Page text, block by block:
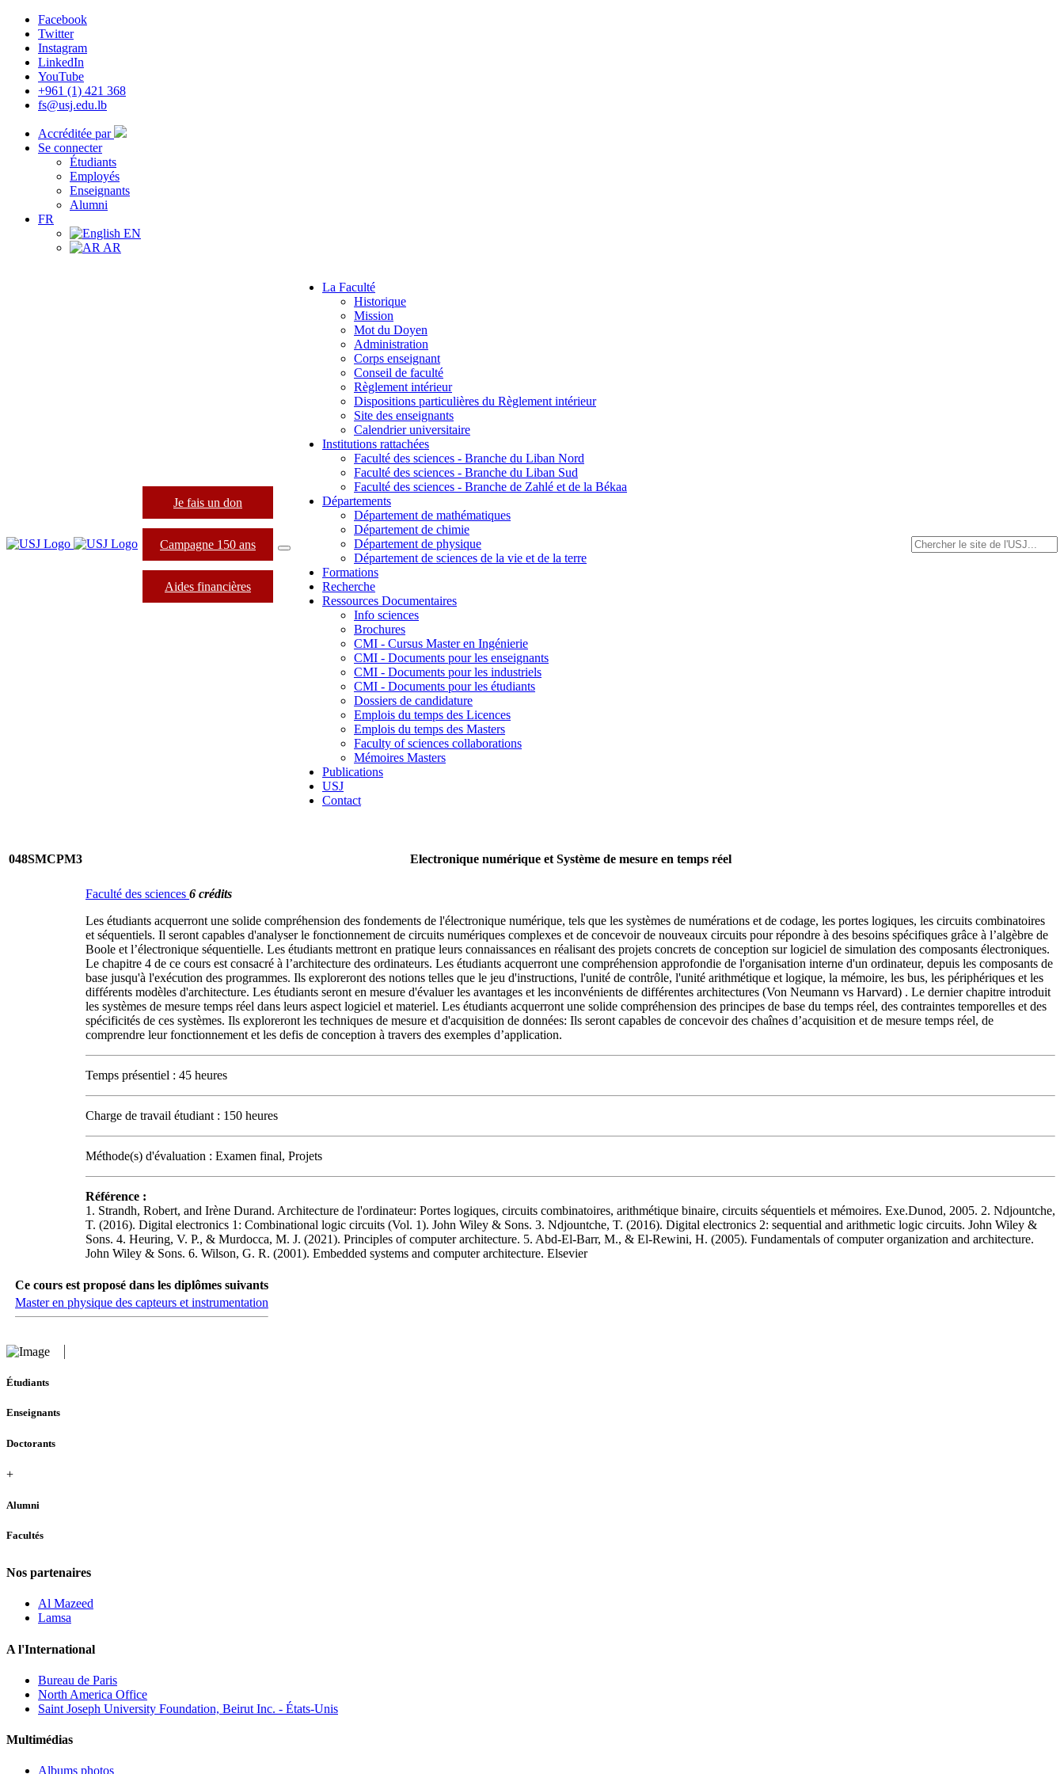
Facebook
Twitter
Instagram
LinkedIn
YouTube
+961 (1) 421 368
fs@usj.edu.lb
Accréditée par
Se connecter
Étudiants
Employés
Enseignants
Alumni
FR
EN
AR
Je fais un don
Campagne 150 ans
Aides financières
La Faculté
Historique
Mission
Mot du Doyen
Administration
Corps enseignant
Conseil de faculté
Règlement intérieur
Dispositions particulières du Règlement intérieur
Site des enseignants
Calendrier universitaire
Institutions rattachées
Faculté des sciences - Branche du Liban Nord
Faculté des sciences - Branche du Liban Sud
Faculté des sciences - Branche de Zahlé et de la Békaa
Départements
Département de mathématiques
Département de chimie
Département de physique
Département de sciences de la vie et de la terre
Formations
Recherche
Ressources Documentaires
Info sciences
Brochures
CMI - Cursus Master en Ingénierie
CMI - Documents pour les enseignants
CMI - Documents pour les industriels
CMI - Documents pour les étudiants
Dossiers de candidature
Emplois du temps des Licences
Emplois du temps des Masters
Faculty of sciences collaborations
Mémoires Masters
Publications
USJ
Contact
048SMCPM3 Electronique numérique et Système de mesure en temps réel
Faculté des sciences 6 crédits
Les étudiants acquerront une solide compréhension des fondements de l'électronique numérique, tels que les systèmes de numérations et de codage, les portes logiques, les circuits combinatoires
et séquentiels. Il seront capables d'analyser le fonctionnement de circuits numériques complexes et de concevoir de nouveaux circuits pour répondre à des besoins spécifiques grâce à l’algèbre de
Boole et l’électronique séquentielle. Les étudiants mettront en pratique leurs connaissances en réalisant des projets concrets de conception sur logiciel de simulation des composants électroniques.
Le chapitre 4 de ce cours est consacré à l’architecture des ordinateurs. Les étudiants acquerront une compréhension approfondie de l'organisation interne d'un ordinateur, depuis les composants de
base jusqu'à l'exécution des programmes. Ils exploreront des notions telles que le jeu d'instructions, l'unité de contrôle, l'unité arithmétique et logique, la mémoire, les bus, les périphériques et les
différents modèles d'architecture. Les étudiants seront en mesure d'évaluer les avantages et les inconvénients de différentes architectures (Von Neumann vs Harvard) . Le dernier chapitre introduit
les systèmes de mesure temps réel dans leurs aspect logiciel et materiel. Les étudiants acquerront une solide compréhension des principes de base du temps réel, des contraintes temporelles et des
spécificités de ces systèmes. Ils exploreront les techniques de mesure et d'acquisition de données: Ils seront capables de concevoir des chaînes d’acquisition et de mesure temps réel, de
comprendre leur fonctionnement et les defis de conception à travers des exemples d’application.
Temps présentiel : 45 heures
Charge de travail étudiant : 150 heures
Méthode(s) d'évaluation : Examen final, Projets
Référence :
1. Strandh, Robert, and Irène Durand. Architecture de l'ordinateur: Portes logiques, circuits combinatoires, arithmétique binaire, circuits séquentiels et mémoires. Exe.Dunod, 2005. 2. Ndjountche,
T. (2016). Digital electronics 1: Combinational logic circuits (Vol. 1). John Wiley & Sons. 3. Ndjountche, T. (2016). Digital electronics 2: sequential and arithmetic logic circuits. John Wiley &
Sons. 4. Heuring, V. P., & Murdocca, M. J. (2021). Principles of computer architecture. 5. Abd-El-Barr, M., & El-Rewini, H. (2005). Fundamentals of computer organization and architecture.
John Wiley & Sons. 6. Wilson, G. R. (2001). Embedded systems and computer architecture. Elsevier
Ce cours est proposé dans les diplômes suivants
Master en physique des capteurs et instrumentation
Étudiants
Enseignants
Doctorants
+
Alumni
Facultés
Nos partenaires
Al Mazeed
Lamsa
A l'International
Bureau de Paris
North America Office
Saint Joseph University Foundation, Beirut Inc. - États-Unis
Multimédias
Albums photos